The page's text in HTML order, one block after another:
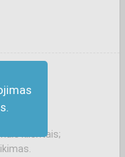
klientais;